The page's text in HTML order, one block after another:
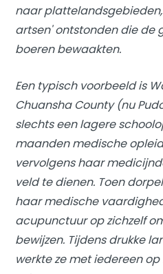
naar
artsen' ontstonden die de
boeren bewaakten.
Een typisch voorbeeld is
Chuansha County (nu
slechts een lagere
maanden medische
vervolgens haar
veld te dienen. Toen
haar medische
acupunctuur op zichzelf
bewijzen. Tijdens drukke
werkte ze met iedereen